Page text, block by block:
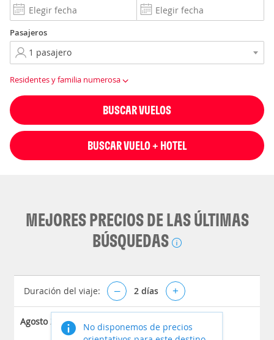
Pasajeros
Residentes y familia numerosa
BUSCAR VUELOS
BUSCAR VUELO + HOTEL
MEJORES PRECIOS DE LAS ÚLTIMAS
BÚSQUEDAS
Duración del viaje: – 2 días +
Agosto 2026
No disponemos de precios